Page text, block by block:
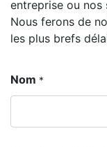
entreprise ou nos
Nous ferons de
les plus brefs
Nom *